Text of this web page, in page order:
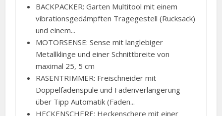
BACKPACKER: Garten Multitool mit einem
vibrationsgedämpften Tragegestell (Rucksack)
und einem...
MOTORSENSE: Sense mit langlebiger
Metallklinge und einer Schnittbreite von
maximal 25, 5 cm
RASENTRIMMER: Freischneider mit
Doppelfadenspule und Fadenverlängerung
über Tipp Automatik (Faden...
HECKENSCHERE: Heckenschere mit einer